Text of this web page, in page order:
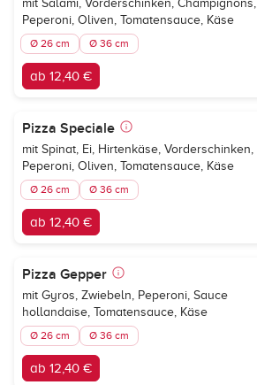
mit Salami, Vorderschinken, Champignons,
Peperoni, Oliven, Tomatensauce, Käse
Ø 26 cm Ø 36 cm
ab 12,40 €
Pizza Speciale
mit Spinat, Ei, Hirtenkäse, Vorderschinken,
Peperoni, Oliven, Tomatensauce, Käse
Ø 26 cm Ø 36 cm
ab 12,40 €
Pizza Gepper
mit Gyros, Zwiebeln, Peperoni, Sauce
hollandaise, Tomatensauce, Käse
Ø 26 cm Ø 36 cm
ab 12,40 €